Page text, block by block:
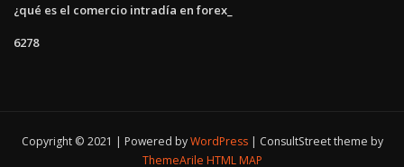
¿qué es el comercio intradía en forex_
6278
Copyright © 2021 | Powered byWordPress
ConsultStreet theme by
ThemeArile HTML MAP